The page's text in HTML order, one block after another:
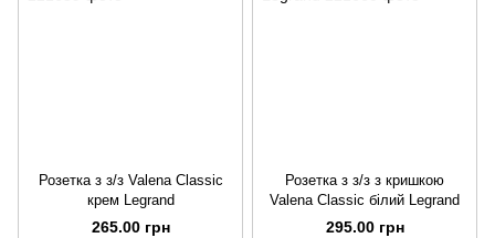
Розетка з з/з Valena Classic
крем Legrand
265.00 грн
Розетка з з/з з кришкою
Valena Classic білий Legrand
295.00 грн